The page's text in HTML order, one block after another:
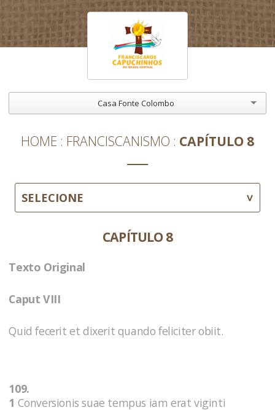
Casa Fonte Colombo
HOME FRANCISCANISMO CAPÍTULO 8
SELECIONE
CAPÍTULO 8
Texto Original
Caput VIII
Quid fecerit et dixerit quando feliciter obiit.
109.
1 Conversionis suae tempus iam erat viginti